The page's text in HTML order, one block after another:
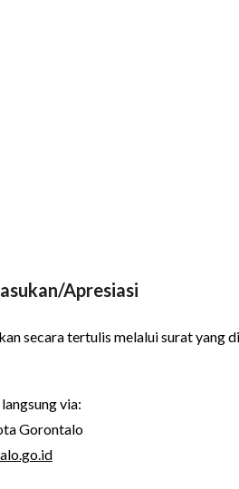
Apresiasi
secara tertulis melalui surat yang
via:
Gorontalo